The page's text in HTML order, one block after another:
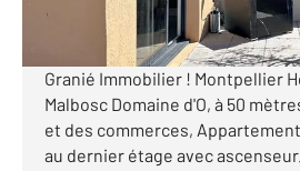
En exclusivité dans votre
Granié Immobilier ! Montpellier
Malbosc Domaine d'O, à 50
et des commerces,
au dernier étage avec